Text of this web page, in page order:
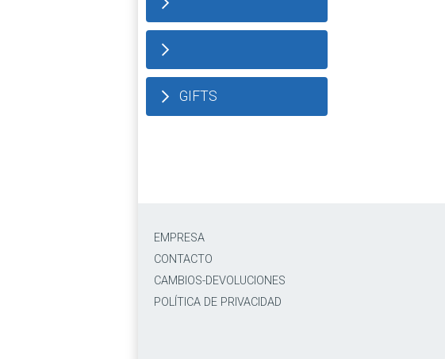
GIFTS
EMPRESA
CONTACTO
CAMBIOS-DEVOLUCIONES
POLÍTICA DE PRIVACIDAD